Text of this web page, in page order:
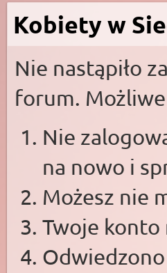
Kobiety w
Nie nastąpiło
forum.
Nie
na nowo i
Możesz nie
Twoje konto